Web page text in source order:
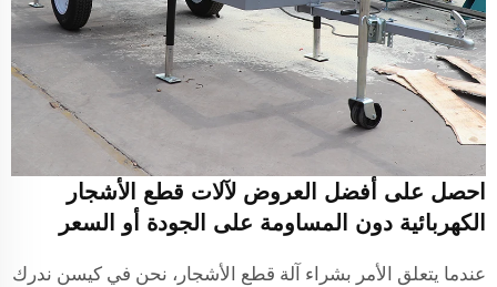
احصل على أفضل العروض لآلات قطع الأشجار
الكهربائية دون المساومة على الجودة أو السعر
عندما يتعلق الأمر بشراء آلة قطع الأشجار، نحن في كيسن ندرك